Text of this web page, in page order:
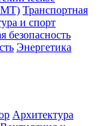
Транспортная
и спорт
безопасность
Энергетика
Архитектура